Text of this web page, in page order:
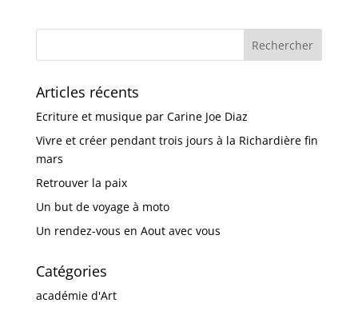
Articles récents
Ecriture et musique par Carine Joe Diaz
Vivre et créer pendant trois jours à la Richardière fin
mars
Retrouver la paix
Un but de voyage à moto
Un rendez-vous en Aout avec vous
Catégories
académie d'Art